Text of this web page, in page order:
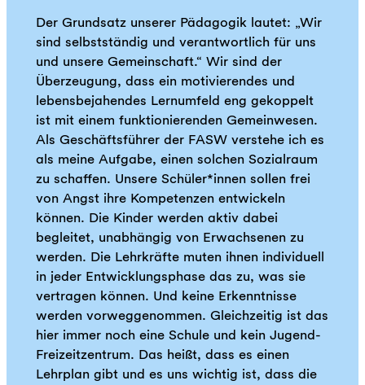
Der Grundsatz unserer Pädagogik lautet: „Wir
sind selbstständig und verantwortlich für uns
und unsere Gemeinschaft.“ Wir sind der
Überzeugung, dass ein motivierendes und
lebensbejahendes Lernumfeld eng gekoppelt
ist mit einem funktionierenden Gemeinwesen.
Als Geschäftsführer der FASW verstehe ich es
als meine Aufgabe, einen solchen Sozialraum
zu schaffen. Unsere Schüler*innen sollen frei
von Angst ihre Kompetenzen entwickeln
können. Die Kinder werden aktiv dabei
begleitet, unabhängig von Erwachsenen zu
werden. Die Lehrkräfte muten ihnen individuell
in jeder Entwicklungsphase das zu, was sie
vertragen können. Und keine Erkenntnisse
werden vorweggenommen. Gleichzeitig ist das
hier immer noch eine Schule und kein Jugend-
Freizeitzentrum. Das heißt, dass es einen
Lehrplan gibt und es uns wichtig ist, dass die